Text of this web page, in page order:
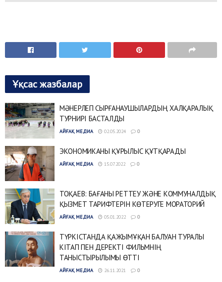
Ұқсас жазбалар
МӘНЕРЛЕП СЫРҒАНАУШЫЛАРДЫҢ ХАЛҚАРАЛЫҚ
ТУРНИРІ БАСТАЛДЫ
АЙҒАҚ МЕДИА 02.05.2024 0
ЭКОНОМИКАНЫ ҚҰРЫЛЫС ҚҰТҚАРАДЫ
АЙҒАҚ МЕДИА 15.07.2022 0
ТОҚАЕВ: БАҒАНЫ РЕТТЕУ ЖӘНЕ КОММУНАЛДЫҚ
ҚЫЗМЕТ ТАРИФТЕРІН КӨТЕРУГЕ МОРАТОРИЙ
АЙҒАҚ МЕДИА 05.01.2022 0
ТҮРКІСТАНДА ҚАЖЫМҰҚАН БАЛУАН ТУРАЛЫ
КІТАП ПЕН ДЕРЕКТІ ФИЛЬМНІҢ
ТАНЫСТЫРЫЛЫМЫ ӨТТІ
АЙҒАҚ МЕДИА 26.11.2021 0